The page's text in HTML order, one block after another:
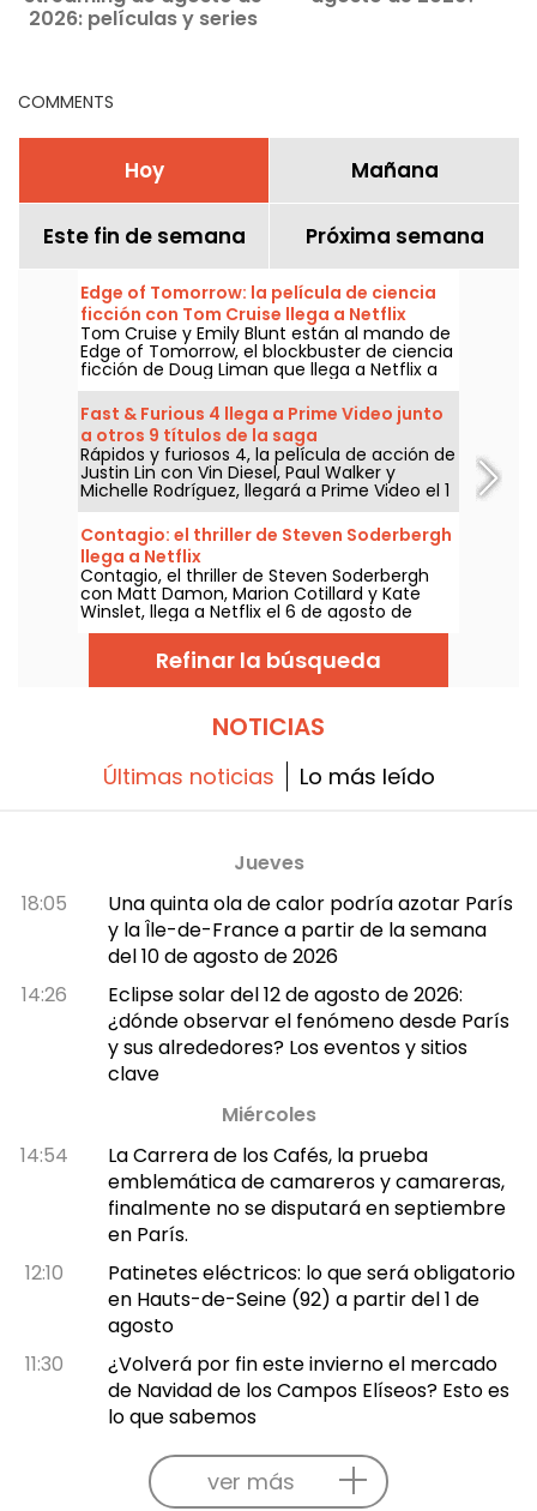
2026: películas y series
COMMENTS
Hoy Mañana
Este fin de semana Próxima semana
Edge of Tomorrow: la película de ciencia
ficción con Tom Cruise llega a Netflix
Tom Cruise y Emily Blunt están al mando de
Edge of Tomorrow, el blockbuster de ciencia
ficción de Doug Liman que llega a Netflix a
partir del 6 de agosto de 2026.
Fast & Furious 4 llega a Prime Video junto
a otros 9 títulos de la saga
Rápidos y furiosos 4, la película de acción de
Justin Lin con Vin Diesel, Paul Walker y
Michelle Rodríguez, llegará a Prime Video el 1
de agosto de 2026, junto a varios capítulos
de la saga.
Contagio: el thriller de Steven Soderbergh
llega a Netflix
Contagio, el thriller de Steven Soderbergh
con Matt Damon, Marion Cotillard y Kate
Winslet, llega a Netflix el 6 de agosto de
2026.
Refinar la búsqueda
NOTICIAS
Últimas noticias Lo más leído
Jueves
18:05
Una quinta ola de calor podría azotar París
y la Île-de-France a partir de la semana
del 10 de agosto de 2026
14:26
Eclipse solar del 12 de agosto de 2026:
¿dónde observar el fenómeno desde París
y sus alrededores? Los eventos y sitios
clave
Miércoles
14:54
La Carrera de los Cafés, la prueba
emblemática de camareros y camareras,
finalmente no se disputará en septiembre
en París.
12:10
Patinetes eléctricos: lo que será obligatorio
en Hauts-de-Seine (92) a partir del 1 de
agosto
11:30
¿Volverá por fin este invierno el mercado
de Navidad de los Campos Elíseos? Esto es
lo que sabemos
ver más